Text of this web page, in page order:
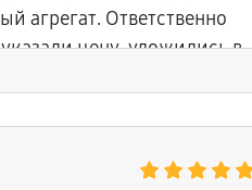
агрегат. Ответственно
цену, уложились в